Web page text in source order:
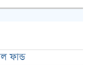
ফান্ড